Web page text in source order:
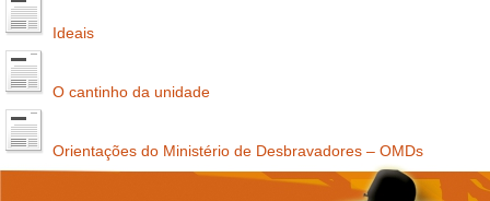
Ideais
O cantinho da unidade
Orientações do Ministério de Desbravadores – OMDs